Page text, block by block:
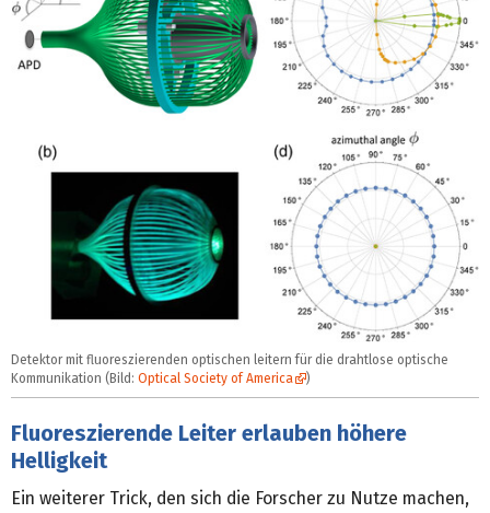
Detektor mit fluoreszierenden optischen leitern für die drahtlose optische
Kommunikation (Bild: Optical Society of America )
Fluoreszierende Leiter erlauben höhere
Helligkeit
Ein weiterer Trick, den sich die Forscher zu Nutze machen,